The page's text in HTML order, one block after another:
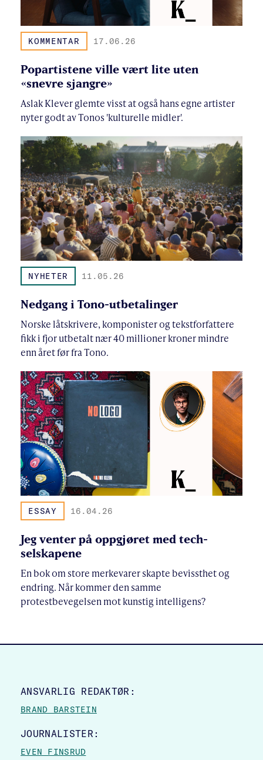
KOMMENTAR 17.06.26
Popartistene ville vært lite uten
«snevre sjangre»
Aslak Klever glemte visst at også hans egne artister
nyter godt av Tonos 'kulturelle midler'.
NYHETER 11.05.26
Nedgang i Tono-utbetalinger
Norske låtskrivere, komponister og tekstforfattere
fikk i fjor utbetalt nær 40 millioner kroner mindre
enn året før fra Tono.
ESSAY 16.04.26
Jeg venter på oppgjøret med tech-
selskapene
En bok om store merkevarer skapte bevissthet og
endring. Når kommer den samme
protestbevegelsen mot kunstig intelligens?
SITE FOOTER
ANSVARLIG REDAKTØR:
BRAND BARSTEIN
JOURNALISTER:
EVEN FINSRUD